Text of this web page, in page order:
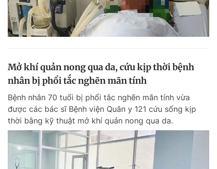
Mở khí quản nong qua da, cứu kịp thời bệnh
nhân bị phổi tắc nghẽn mãn tính
Bệnh nhân 70 tuổi bị phổi tắc nghẽn mãn tính vừa
được các bác sĩ Bệnh viện Quân y 121 cứu sống kịp
thời bằng kỹ thuật mở khí quản nong qua da.